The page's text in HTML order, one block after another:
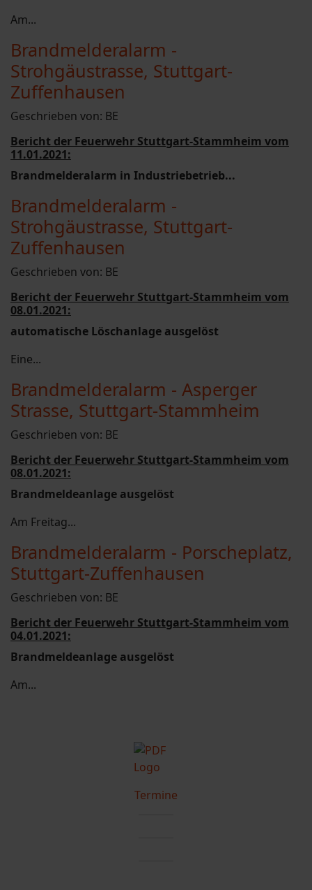
Am...
Brandmelderalarm -
Strohgäustrasse, Stuttgart-
Zuffenhausen
Geschrieben von: BE
Bericht der Feuerwehr Stuttgart-Stammheim vom
11.01.2021:
Brandmelderalarm in Industriebetrieb...
Brandmelderalarm -
Strohgäustrasse, Stuttgart-
Zuffenhausen
Geschrieben von: BE
Bericht der Feuerwehr Stuttgart-Stammheim vom
08.01.2021:
automatische Löschanlage ausgelöst
Eine...
Brandmelderalarm - Asperger
Strasse, Stuttgart-Stammheim
Geschrieben von: BE
Bericht der Feuerwehr Stuttgart-Stammheim vom
08.01.2021:
Brandmeldeanlage ausgelöst
Am Freitag...
Brandmelderalarm - Porscheplatz,
Stuttgart-Zuffenhausen
Geschrieben von: BE
Bericht der Feuerwehr Stuttgart-Stammheim vom
04.01.2021:
Brandmeldeanlage ausgelöst
Am...
Termine